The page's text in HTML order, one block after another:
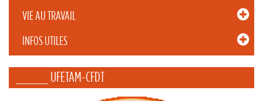
VIE AU TRAVAIL
INFOS UTILES
_____ UFETAM-CFDT